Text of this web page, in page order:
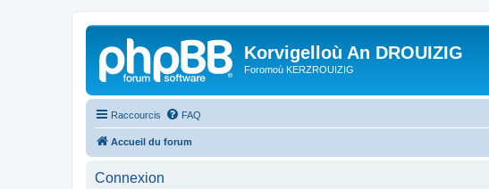
Korvigelloù An DROUIZIG
Foromoù KERZROUIZIG
Raccourcis FAQ
Accueil du forum
Connexion